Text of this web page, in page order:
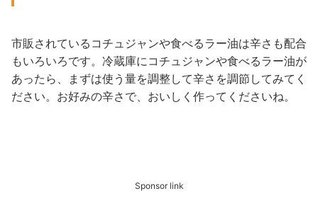
市販されているコチュジャンや食べるラー油は辛さも配合
もいろいろです。冷蔵庫にコチュジャンや食べるラー油が
あったら、まずは使う量を調整して辛さを調節してみてく
ださい。お好みの辛さで、おいしく作ってくださいね。
Sponsor link